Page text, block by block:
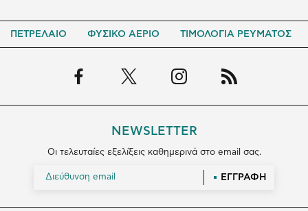
ΠΕΤΡΕΛΑΙΟ ΦΥΣΙΚΟ ΑΕΡΙΟ ΤΙΜΟΛΟΓΙΑ ΡΕΥΜΑΤΟΣ
NEWSLETTER
Οι τελευταίες εξελίξεις καθημερινά στο email σας.
ΕΓΓΡΑΦΗ